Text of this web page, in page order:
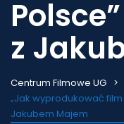
z
Centrum Filmowe UG
„Jak wyprodukować
Jakubem Majem